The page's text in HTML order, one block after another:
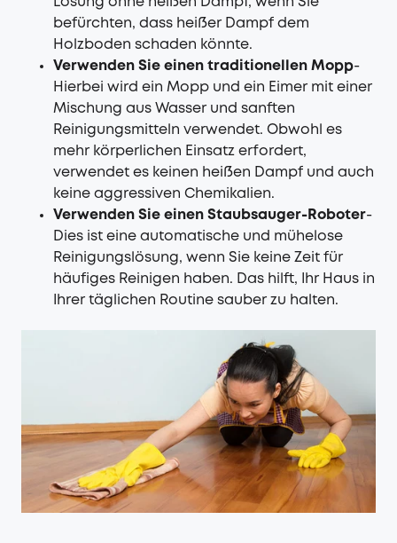
befürchten, dass heißer Dampf dem
Holzboden schaden könnte.
Verwenden Sie einen traditionellen Mopp-
Hierbei wird ein Mopp und ein Eimer mit einer
Mischung aus Wasser und sanften
Reinigungsmitteln verwendet. Obwohl es
mehr körperlichen Einsatz erfordert,
verwendet es keinen heißen Dampf und auch
keine aggressiven Chemikalien.
Verwenden Sie einen Staubsauger-Roboter-
Dies ist eine automatische und mühelose
Reinigungslösung, wenn Sie keine Zeit für
häufiges Reinigen haben. Das hilft, Ihr Haus in
Ihrer täglichen Routine sauber zu halten.